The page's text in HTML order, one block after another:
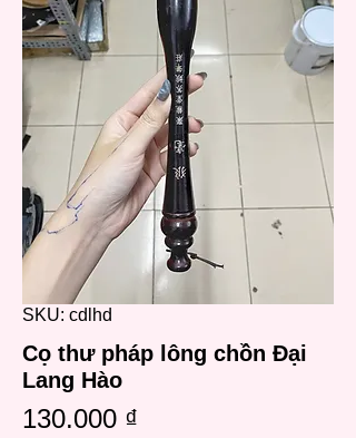
SKU: cdlhd
Cọ thư pháp lông chồn Đại
Lang Hào
130.000 ₫